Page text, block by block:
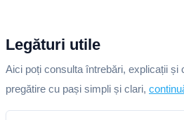
Legături utile
Aici poți consulta întrebări, explicații și
pregătire cu pași simpli și clari,